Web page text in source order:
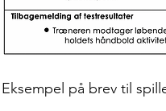
Eksempel på brev til